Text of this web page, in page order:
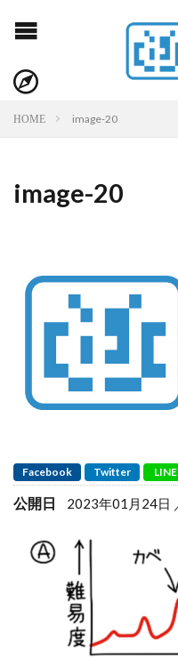
HOME image-20
image-20
Facebook Twitter LINE
公開日 2023年01月24日